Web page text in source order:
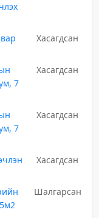
Хасагдсан
7
Хасагдсан
7
Хасагдсан
Хасагдсан
Шалгарсан